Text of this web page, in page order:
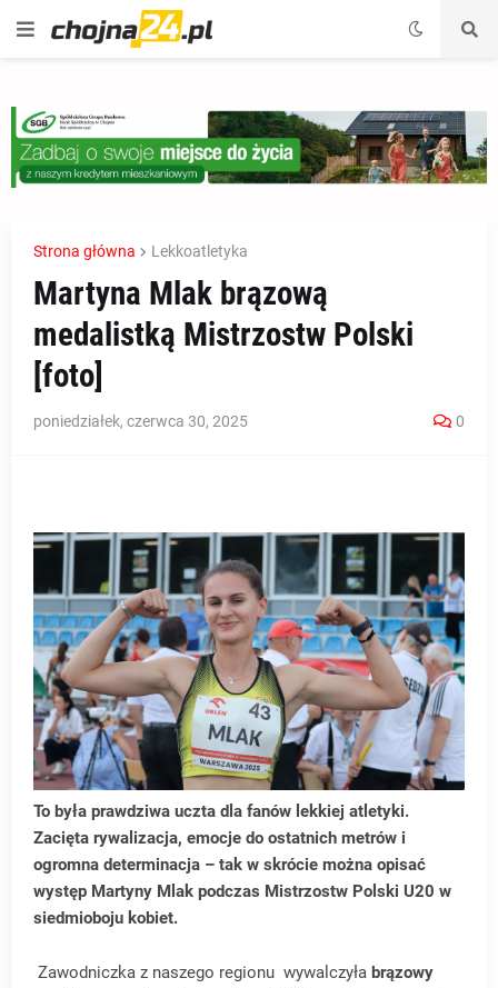
Strona główna Lekkoatletyka
Martyna Mlak brązową
medalistką Mistrzostw Polski
[foto]
poniedziałek, czerwca 30, 2025 0
To była prawdziwa uczta dla fanów lekkiej atletyki.
Zacięta rywalizacja, emocje do ostatnich metrów i
ogromna determinacja – tak w skrócie można opisać
występ Martyny Mlak podczas Mistrzostw Polski U20 w
siedmioboju kobiet.
Zawodniczka z naszego regionu wywalczyła brązowy